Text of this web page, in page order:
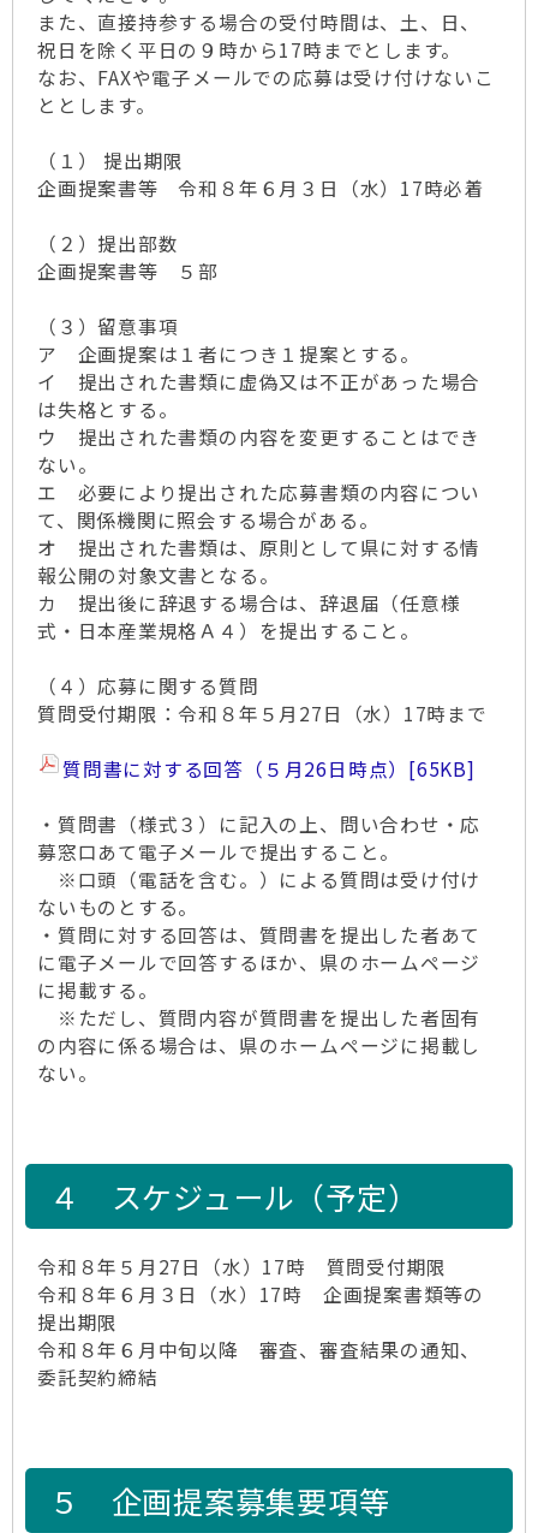
また、直接持参する場合の受付時間は、土、日、
祝日を除く平日の９時から17時までとします。
なお、FAXや電子メールでの応募は受け付けないこ
ととします。
（１） 提出期限
企画提案書等 令和８年６月３日（水）17時必着
（２）提出部数
企画提案書等 ５部
（３）留意事項
ア 企画提案は１者につき１提案とする。
イ 提出された書類に虚偽又は不正があった場合
は失格とする。
ウ 提出された書類の内容を変更することはでき
ない。
エ 必要により提出された応募書類の内容につい
て、関係機関に照会する場合がある。
オ 提出された書類は、原則として県に対する情
報公開の対象文書となる。
カ 提出後に辞退する場合は、辞退届（任意様
式・日本産業規格Ａ４）を提出すること。
（４）応募に関する質問
質問受付期限：令和８年５月27日（水）17時まで
質問書に対する回答（５月26日時点） [65KB]
・質問書（様式３）に記入の上、問い合わせ・応
募窓口あて電子メールで提出すること。
※口頭（電話を含む。）による質問は受け付け
ないものとする。
・質問に対する回答は、質問書を提出した者あて
に電子メールで回答するほか、県のホームページ
に掲載する。
※ただし、質問内容が質問書を提出した者固有
の内容に係る場合は、県のホームページに掲載し
ない。
４ スケジュール（予定）
令和８年５月27日（水）17時 質問受付期限
令和８年６月３日（水）17時 企画提案書類等の
提出期限
令和８年６月中旬以降 審査、審査結果の通知、
委託契約締結
５ 企画提案募集要項等